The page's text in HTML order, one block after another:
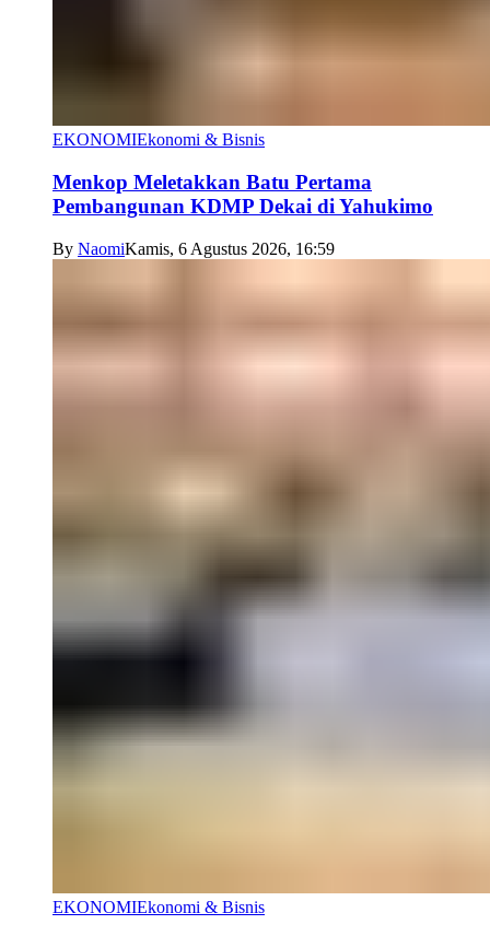
EKONOMIEkonomi & Bisnis
Menkop Meletakkan Batu Pertama
Pembangunan KDMP Dekai di Yahukimo
By NaomiKamis, 6 Agustus 2026, 16:59
EKONOMIEkonomi & Bisnis